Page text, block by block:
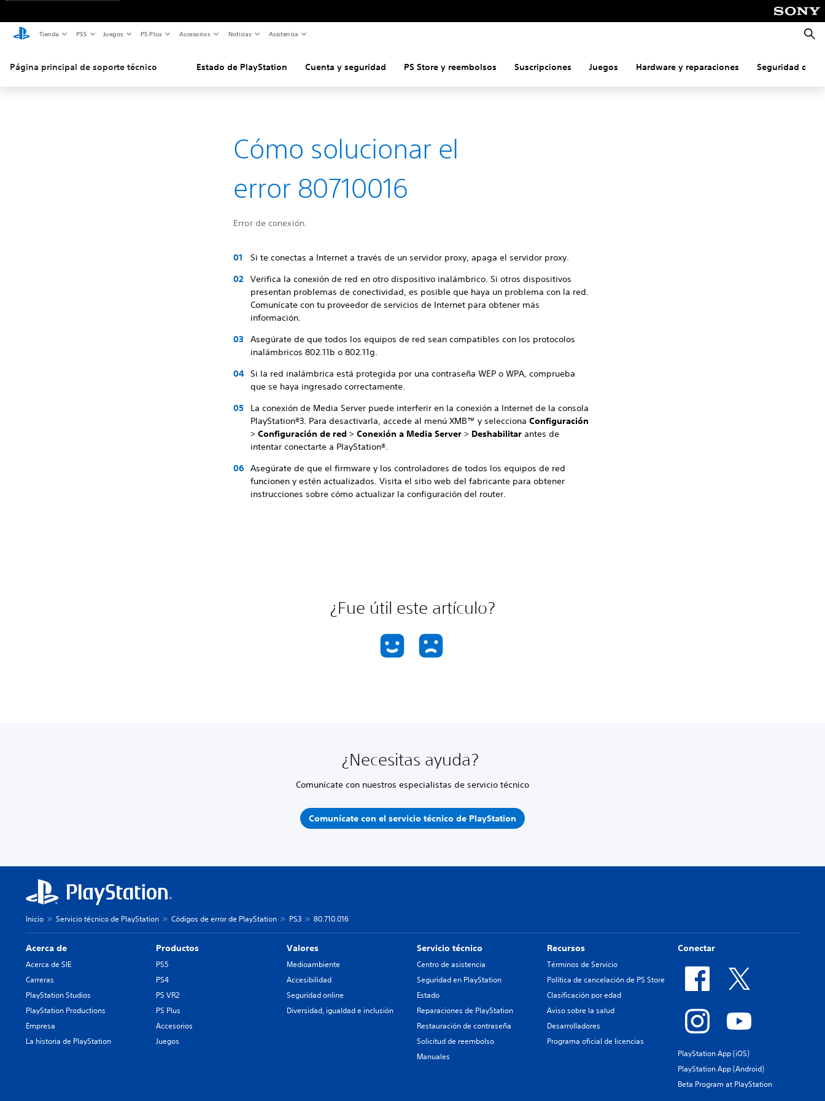
Tienda PS5 Juegos PS Plus Accesorios Noticias Asistencia
Página principal de soporte técnico Estado de PlayStation Cuenta y seguridad PS Store y reembolsos Suscripciones Juegos Hardware y reparaciones Seguridad
Cómo solucionar el
error 80710016
Error de conexión.
Si te conectas a Internet a través de un servidor proxy, apaga el servidor proxy.
Verifica la conexión de red en otro dispositivo inalámbrico. Si otros dispositivos
presentan problemas de conectividad, es posible que haya un problema con la red.
Comunícate con tu proveedor de servicios de Internet para obtener más
información.
Asegúrate de que todos los equipos de red sean compatibles con los protocolos
inalámbricos 802.11b o 802.11g.
Si la red inalámbrica está protegida por una contraseña WEP o WPA, comprueba
que se haya ingresado correctamente.
La conexión de Media Server puede interferir en la conexión a Internet de la consola
PlayStation®3. Para desactivarla, accede al menú XMB™ y seleccionaConfiguración
>Configuración de red >Conexión a Media Server > Deshabilitar antes de
intentar conectarte a PlayStation®.
Asegúrate de que el firmware y los controladores de todos los equipos de red
funcionen y estén actualizados. Visita el sitio web del fabricante para obtener
instrucciones sobre cómo actualizar la configuración del router.
¿Fue útil este artículo?
¿Necesitas ayuda?
Comunícate con nuestros especialistas de servicio técnico
Comunícate con el servicio técnico de PlayStation
Inicio Servicio técnico de PlayStation Códigos de error de PlayStation PS3 80.710.016
Acerca de
Acerca de SIE
Carreras
PlayStation Studios
PlayStation Productions
Empresa
La historia de PlayStation
Productos
PS5
PS4
PS VR2
PS Plus
Accesorios
Juegos
Valores
Medioambiente
Accesibilidad
Seguridad online
Diversidad, igualdad e inclusión
Servicio técnico
Centro de asistencia
Seguridad en PlayStation
Estado
Reparaciones de PlayStation
Restauración de contraseña
Solicitud de reembolso
Manuales
Recursos
Términos de Servicio
Política de cancelación de PS Store
Clasificación por edad
Aviso sobre la salud
Desarrolladores
Programa oficial de licencias
Conectar
PlayStation App (iOS)
PlayStation App (Android)
Beta Program at PlayStation